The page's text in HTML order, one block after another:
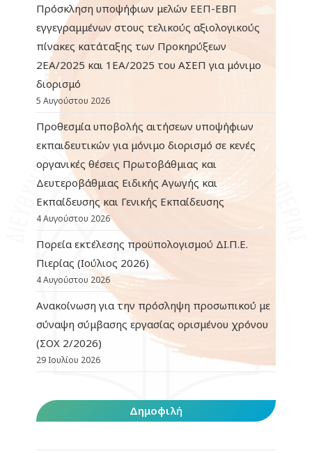
Πρόσκληση υποψήφιων μελών ΕΕΠ-ΕΒΠ
εγγεγραμμένων στους τελικούς αξιολογικούς
πίνακες κατάταξης των Προκηρύξεων
2ΕΑ/2025 και 1ΕΑ/2025 του ΑΣΕΠ για μόνιμο
διορισμό
5 Αυγούστου 2026
Προθεσμία υποβολής αιτήσεων υποψήφιων
εκπαιδευτικών για μόνιμο διορισμό σε κενές
οργανικές θέσεις Πρωτοβάθμιας και
Δευτεροβάθμιας Ειδικής Αγωγής και
Εκπαίδευσης και Γενικής Εκπαίδευσης
4 Αυγούστου 2026
Πορεία εκτέλεσης προϋπολογισμού ΔΙ.Π.Ε.
Πιερίας (Ιούλιος 2026)
4 Αυγούστου 2026
Ανακοίνωση για την πρόσληψη προσωπικού με
σύναψη σύμβασης εργασίας ορισμένου χρόνου
(ΣΟΧ 2/2026)
29 Ιουλίου 2026
Δημοφιλή